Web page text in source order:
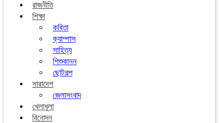
রাজনীতি
শিক্ষা
কবিতা
ক্যাম্পাস
সাহিত্য
শিশুকানন
ছোটগল্প
সারাদেশ
জেলাসংবাদ
খেলাধুলা
বিনোদন